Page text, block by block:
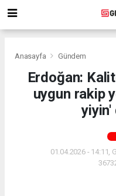
Anasayfa Gündem
Erdoğan:
uygun rakip
yiyin'
01.04.2026 - 14:11,